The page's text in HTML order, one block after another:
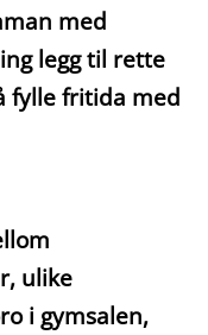
med
legg til rette
fylle fritida med
ulike
i gymsalen,